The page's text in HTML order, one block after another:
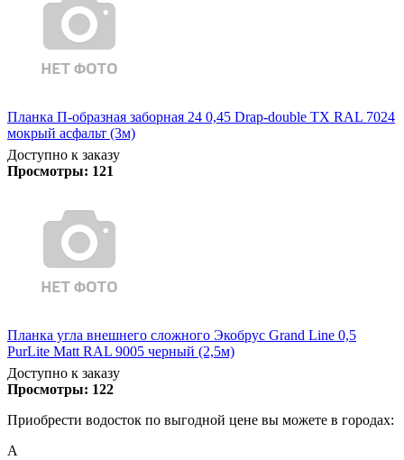
Планка П-образная заборная 24 0,45 Drap-double TX RAL 7024
мокрый асфальт (3м)
Доступно к заказу
Просмотры: 121
Планка угла внешнего сложного Экобрус Grand Line 0,5
PurLite Matt RAL 9005 черный (2,5м)
Доступно к заказу
Просмотры: 122
Приобрести водосток по выгодной цене вы можете в городах:
А